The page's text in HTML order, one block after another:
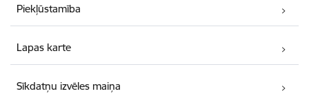
Piekļūstamība
Lapas karte
Sīkdatņu izvēles maiņa